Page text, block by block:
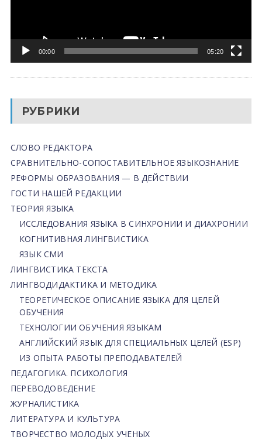
00:00 05:20
РУБРИКИ
СЛОВО РЕДАКТОРА
СРАВНИТЕЛЬНО-СОПОСТАВИТЕЛЬНОЕ ЯЗЫКОЗНАНИЕ
РЕФОРМЫ ОБРАЗОВАНИЯ — В ДЕЙСТВИИ
ГОСТИ НАШЕЙ РЕДАКЦИИ
ТЕОРИЯ ЯЗЫКА
ИССЛЕДОВАНИЯ ЯЗЫКА В СИНХРОНИИ И ДИАХРОНИИ
КОГНИТИВНАЯ ЛИНГВИСТИКА
ЯЗЫК СМИ
ЛИНГВИСТИКА ТЕКСТА
ЛИНГВОДИДАКТИКА И МЕТОДИКА
ТЕОРЕТИЧЕСКОЕ ОПИСАНИЕ ЯЗЫКА ДЛЯ ЦЕЛЕЙ
ОБУЧЕНИЯ
ТЕХНОЛОГИИ ОБУЧЕНИЯ ЯЗЫКАМ
АНГЛИЙСКИЙ ЯЗЫК ДЛЯ СПЕЦИАЛЬНЫХ ЦЕЛЕЙ (ESP)
ИЗ ОПЫТА РАБОТЫ ПРЕПОДАВАТЕЛЕЙ
ПЕДАГОГИКА. ПСИХОЛОГИЯ
ПЕРЕВОДОВЕДЕНИЕ
ЖУРНАЛИСТИКА
ЛИТЕРАТУРА И КУЛЬТУРА
ТВОРЧЕСТВО МОЛОДЫХ УЧЕНЫХ